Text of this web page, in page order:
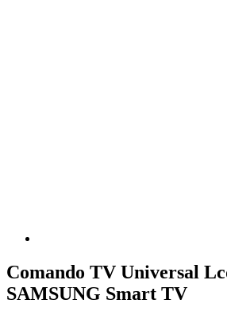
Comando TV Universal
SAMSUNG Smart TV